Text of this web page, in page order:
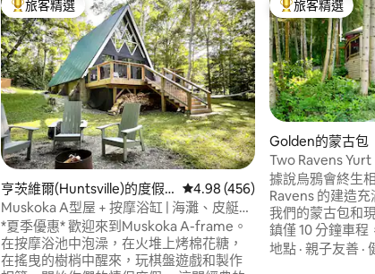
旅客精選榜首
旅客精選
亨茨維爾(Huntsville)的度假
小木屋
從 456 則評價中獲得 4.98 的平
4.98 (456)
Muskoka A型屋 + 按摩浴缸 | 海灘、皮艇、
箭頭
*夏季優惠* 歡迎來到Muskoka A-frame。
在按摩浴池中泡澡，在火堆上烤棉花糖，
在搖曳的樹梢中醒來，玩棋盤遊戲和製作
旅客精選榜首
旅客精選
Golden的蒙古包
Two Ravens
據說烏鴉會終生
Ravens 的建造
我們的蒙古包和
鎮僅 10 分鐘車程
浪漫、專門打造
地點 · 親子友善 ·